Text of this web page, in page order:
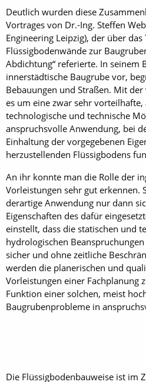
Deutlich wurden diese
Vortrages von Dr.-Ing. Steffen
Engineering Leipzig), der über das
Flüssigbodenwände zur
Abdichtung“ referierte. In seinem
innerstädtische Baugrube vor,
Bebauungen und Straßen. Mit
es um eine zwar sehr vorteilhafte,
technologische und technische
anspruchsvolle Anwendung, bei
Einhaltung der vorgegebenen
herzustellenden Flüssigbodens
An ihr konnte man die Rolle der
Vorleistungen sehr gut erkennen.
derartige Anwendung nur dann
Eigenschaften des dafür
einstellt, dass die statischen und
hydrologischen Beanspruchungen
sicher und ohne zeitliche
werden die planerischen und
Vorleistungen einer Fachplanung
Funktion einer solchen, meist
Baugrubenprobleme in
Die Flüssigbodenbauweise ist im